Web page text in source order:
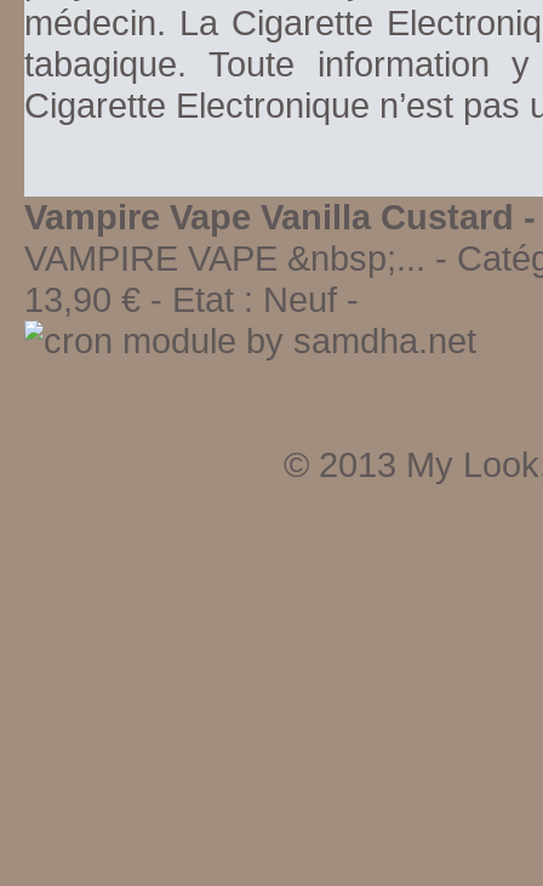
médecin. La Cigarette
tabagique. Toute information
Cigarette Electronique n’est pas
Vampire Vape Vanilla Custard
VAMPIRE VAPE &nbsp;... -
13,90 € - Etat : Neuf -
© 2013 My Look